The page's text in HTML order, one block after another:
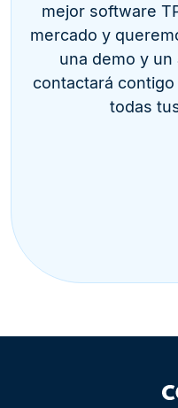
mejor software
mercado y
una demo y
contactará
todas